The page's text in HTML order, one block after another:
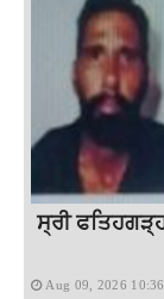
ਸ੍ਰੀ
Aug 09, 2026